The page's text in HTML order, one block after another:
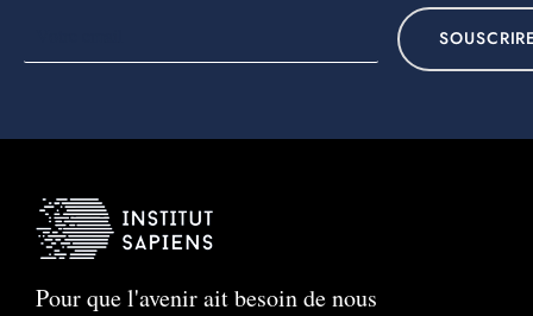
Pour que l'avenir ait besoin de nous